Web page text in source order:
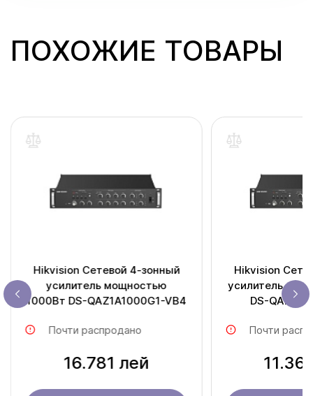
ПОХОЖИЕ ТОВАРЫ
Hikvision Сетевой 4-зонный
усилитель мощностью
1000Вт DS-QAZ1A1000G1-VB4
Почти распродано
16.781 лей
Hikvision
усилитель
DS-
Почти